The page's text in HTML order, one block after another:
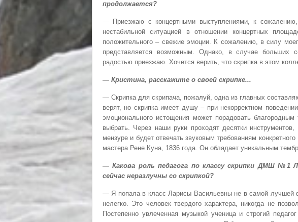
продолжается?
— Приезжаю с концертными выступлениями, к
нестабильной ситуацией в отношении концертных
положительного – свежие эмоции. К сожалению, в силу
представляется возможным. Однако, в случае больших
радостью приезжаю. Хочется верить, что скрипка в этом
— Кристина, расскажите о своей скрипке...
— Скрипка для скрипача, пожалуй, одна из главных
верят, но скрипка имеет душу – при некорректном
эмоционального истощения может порадовать
выбрать. Через наши руки проходят десятки
мензуре и будет отвечать звуковым требованиям
мастера Рене Куна, 1836 года. Он обладает уникальным
— Какова роль педагога по классу скрипки ДМШ
сейчас неразлучны со скрипкой?
— Я попала в класс Ларисы Васильевны не в самой лучшей
нелегко. Это человек твердого характера, никогда не
Постепенно увлеченная музыкой ученица и строгий